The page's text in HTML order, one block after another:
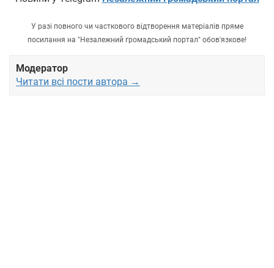
У разі повного чи часткового відтворення матеріалів пряме
посилання на "Незалежний громадський портал" обов'язкове!
Модератор
Читати всі пости автора →